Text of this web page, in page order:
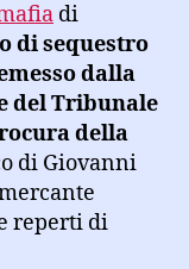
di
di sequestro
dalla
del Tribunale
della
di Giovanni
reperti di